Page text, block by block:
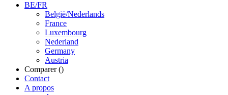
BE/FR
België/Nederlands
France
Luxembourg
Nederland
Germany
Austria
Comparer ()
Contact
A propos